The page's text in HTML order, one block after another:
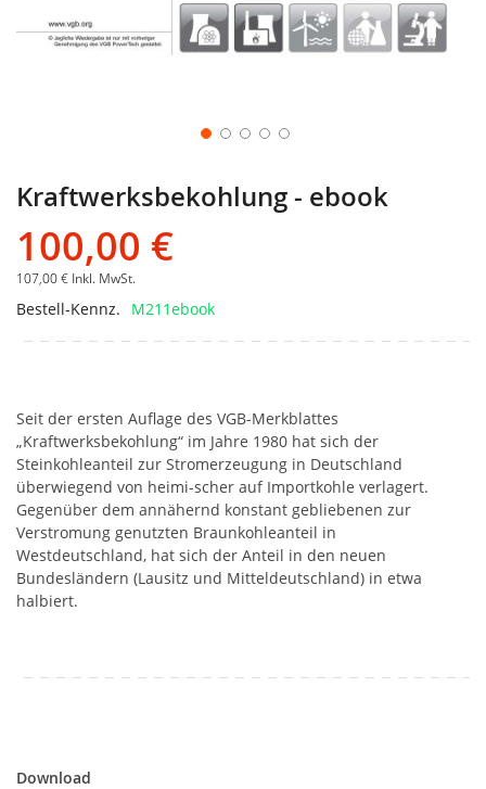
Kraftwerksbekohlung - ebook
100,00 €
107,00 € Inkl. MwSt.
Bestell-Kennz. M211ebook
Seit der ersten Auflage des VGB-Merkblattes
„Kraftwerksbekohlung“ im Jahre 1980 hat sich der
Steinkohleanteil zur Stromerzeugung in Deutschland
überwiegend von heimi-scher auf Importkohle verlagert.
Gegenüber dem annähernd konstant gebliebenen zur
Verstromung genutzten Braunkohleanteil in
Westdeutschland, hat sich der Anteil in den neuen
Bundesländern (Lausitz und Mitteldeutschland) in etwa
halbiert.
Download